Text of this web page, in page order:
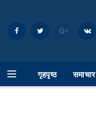
गृहपृष्ठ समाचार